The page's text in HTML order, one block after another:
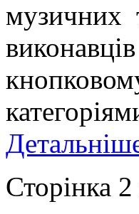
музичних
Сторінка 2